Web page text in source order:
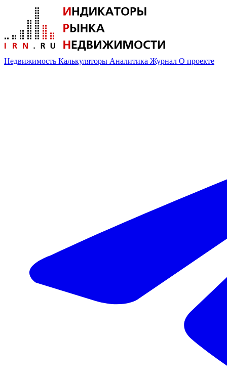
Недвижимость Калькуляторы Аналитика Журнал О проекте